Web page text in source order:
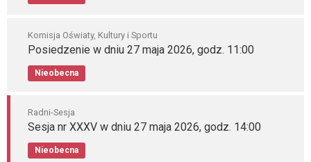
Komisja Oświaty, Kultury i Sportu
Posiedzenie w dniu 27 maja 2026, godz. 11:00
Nieobecna
Radni-Sesja
Sesja nr XXXV w dniu 27 maja 2026, godz. 14:00
Nieobecna